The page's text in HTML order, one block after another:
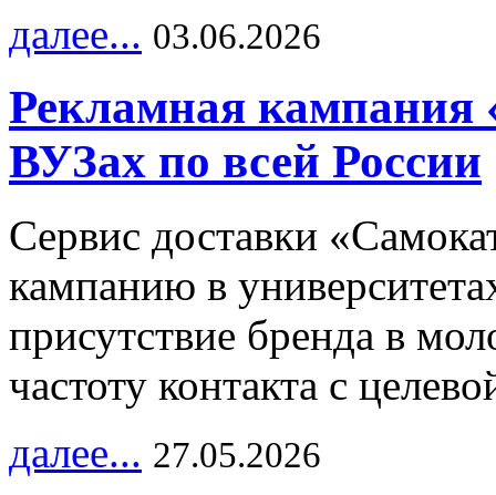
далее... 03.06.2026
Рекламная кампания
ВУЗах по всей России
Сервис доставки
кампанию в
присутствие бренда в
частоту контакта с
далее... 27.05.2026